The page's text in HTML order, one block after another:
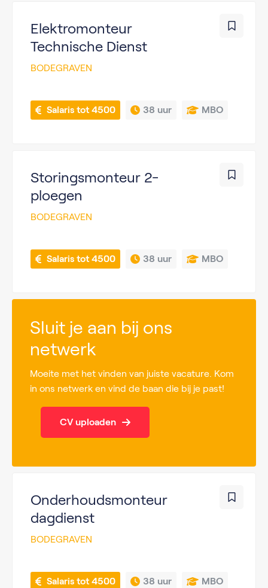
Elektromonteur
Technische Dienst
BODEGRAVEN
Salaris tot 4500 38 uur MBO
Storingsmonteur 2-
ploegen
BODEGRAVEN
Salaris tot 4500 38 uur MBO
Sluit je aan bij ons
netwerk
Moeite met het vinden van juiste vacature. Kom
in ons netwerk en vind de baan die bij je past!
CV uploaden
Onderhoudsmonteur
dagdienst
BODEGRAVEN
Salaris tot 4500 38 uur MBO